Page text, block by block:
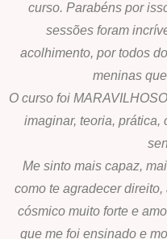
curso. Parabéns por
sessões foram
acolhimento, por todos
meninas
O curso foi
imaginar, teoria, prática,
Me sinto mais capaz,
como te agradecer
cósmico muito forte e
que me foi ensinado e